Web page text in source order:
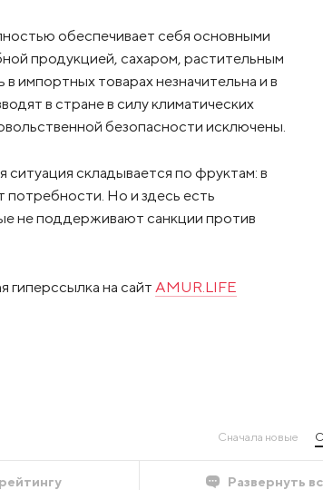
обеспечивает себя основными
продукцией, сахаром, растительным
импортных товарах незначительна и в
в стране в силу климатических
безопасности исключены.
складывается по фруктам: в
потребности. Но и здесь есть
не поддерживают санкции против
гиперссылка на сайт AMUR.LIFE
Сначала новые
Развернуть